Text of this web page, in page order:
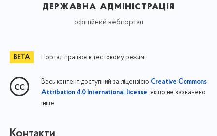
державна адміністрація
офіційний вебпортал
Портал працює в тестовому режимі
Весь контент доступний за ліцензією Creative Commons
Attribution 4.0 International license, якщо не зазначено
інше